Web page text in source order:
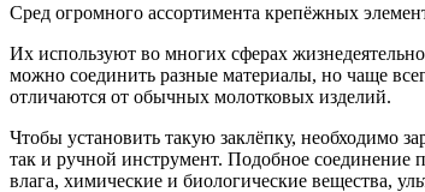
Сред огромного ассортимента крепёжных
Их используют во многих сферах
можно соединить разные материалы, но чаще
отличаются от обычных молотковых изделий.
Чтобы установить такую заклёпку, необходимо
так и ручной инструмент. Подобное соединение
влага, химические и биологические вещества,